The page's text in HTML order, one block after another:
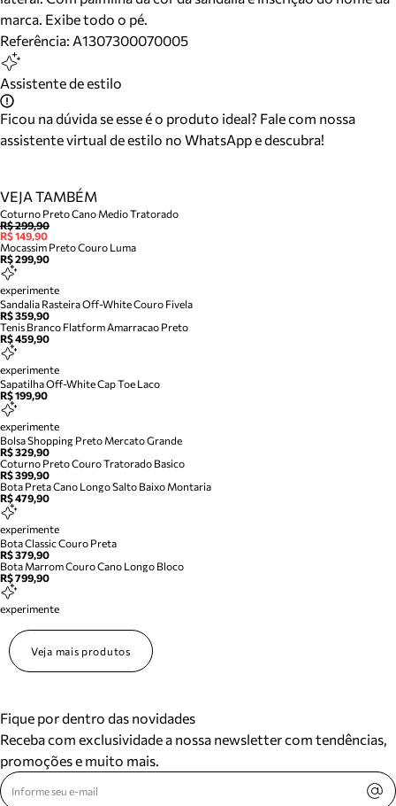
marca. Exibe todo o pé.
Referência: A1307300070005
Assistente de estilo
Ficou na dúvida se esse é o produto ideal? Fale com nossa
assistente virtual de estilo no WhatsApp e descubra!
VEJA TAMBÉM
Coturno Preto Cano Medio Tratorado
R$ 299,90
R$ 149,90
Mocassim Preto Couro Luma
R$ 299,90
experimente
Sandalia Rasteira Off-White Couro Fivela
R$ 359,90
Tenis Branco Flatform Amarracao Preto
R$ 459,90
experimente
Sapatilha Off-White Cap Toe Laco
R$ 199,90
experimente
Bolsa Shopping Preto Mercato Grande
R$ 329,90
Coturno Preto Couro Tratorado Basico
R$ 399,90
Bota Preta Cano Longo Salto Baixo Montaria
R$ 479,90
experimente
Bota Classic Couro Preta
R$ 379,90
Bota Marrom Couro Cano Longo Bloco
R$ 799,90
experimente
Veja mais produtos
Fique por dentro das novidades
Receba com exclusividade a nossa newsletter com tendências,
promoções e muito mais.